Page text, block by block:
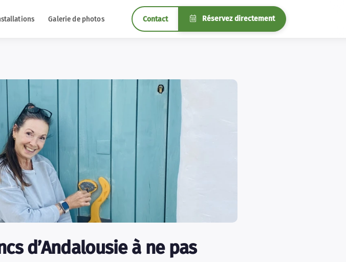
Galerie de photos Contact Réservez directement
d’Andalousie à ne pas